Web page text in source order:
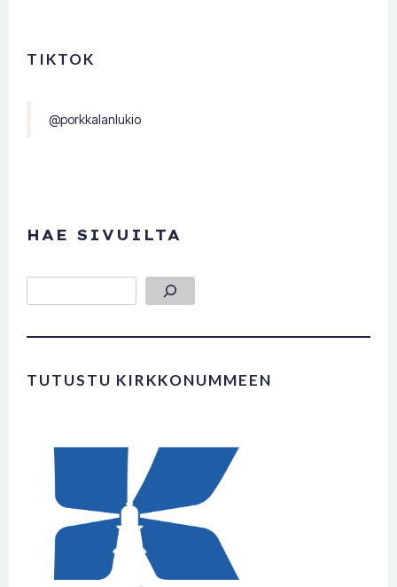
TIKTOK
@porkkalanlukio
HAE SIVUILTA
TUTUSTU KIRKKONUMMEEN